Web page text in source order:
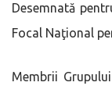
Desemnată
Focal Naţional
Membrii